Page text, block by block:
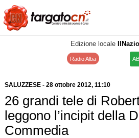
Edizione locale
Radio Alba
SALUZZESE- 28 ottobre 2012, 11:10
26 grandi tele di
leggono l’incipit della
Commedia